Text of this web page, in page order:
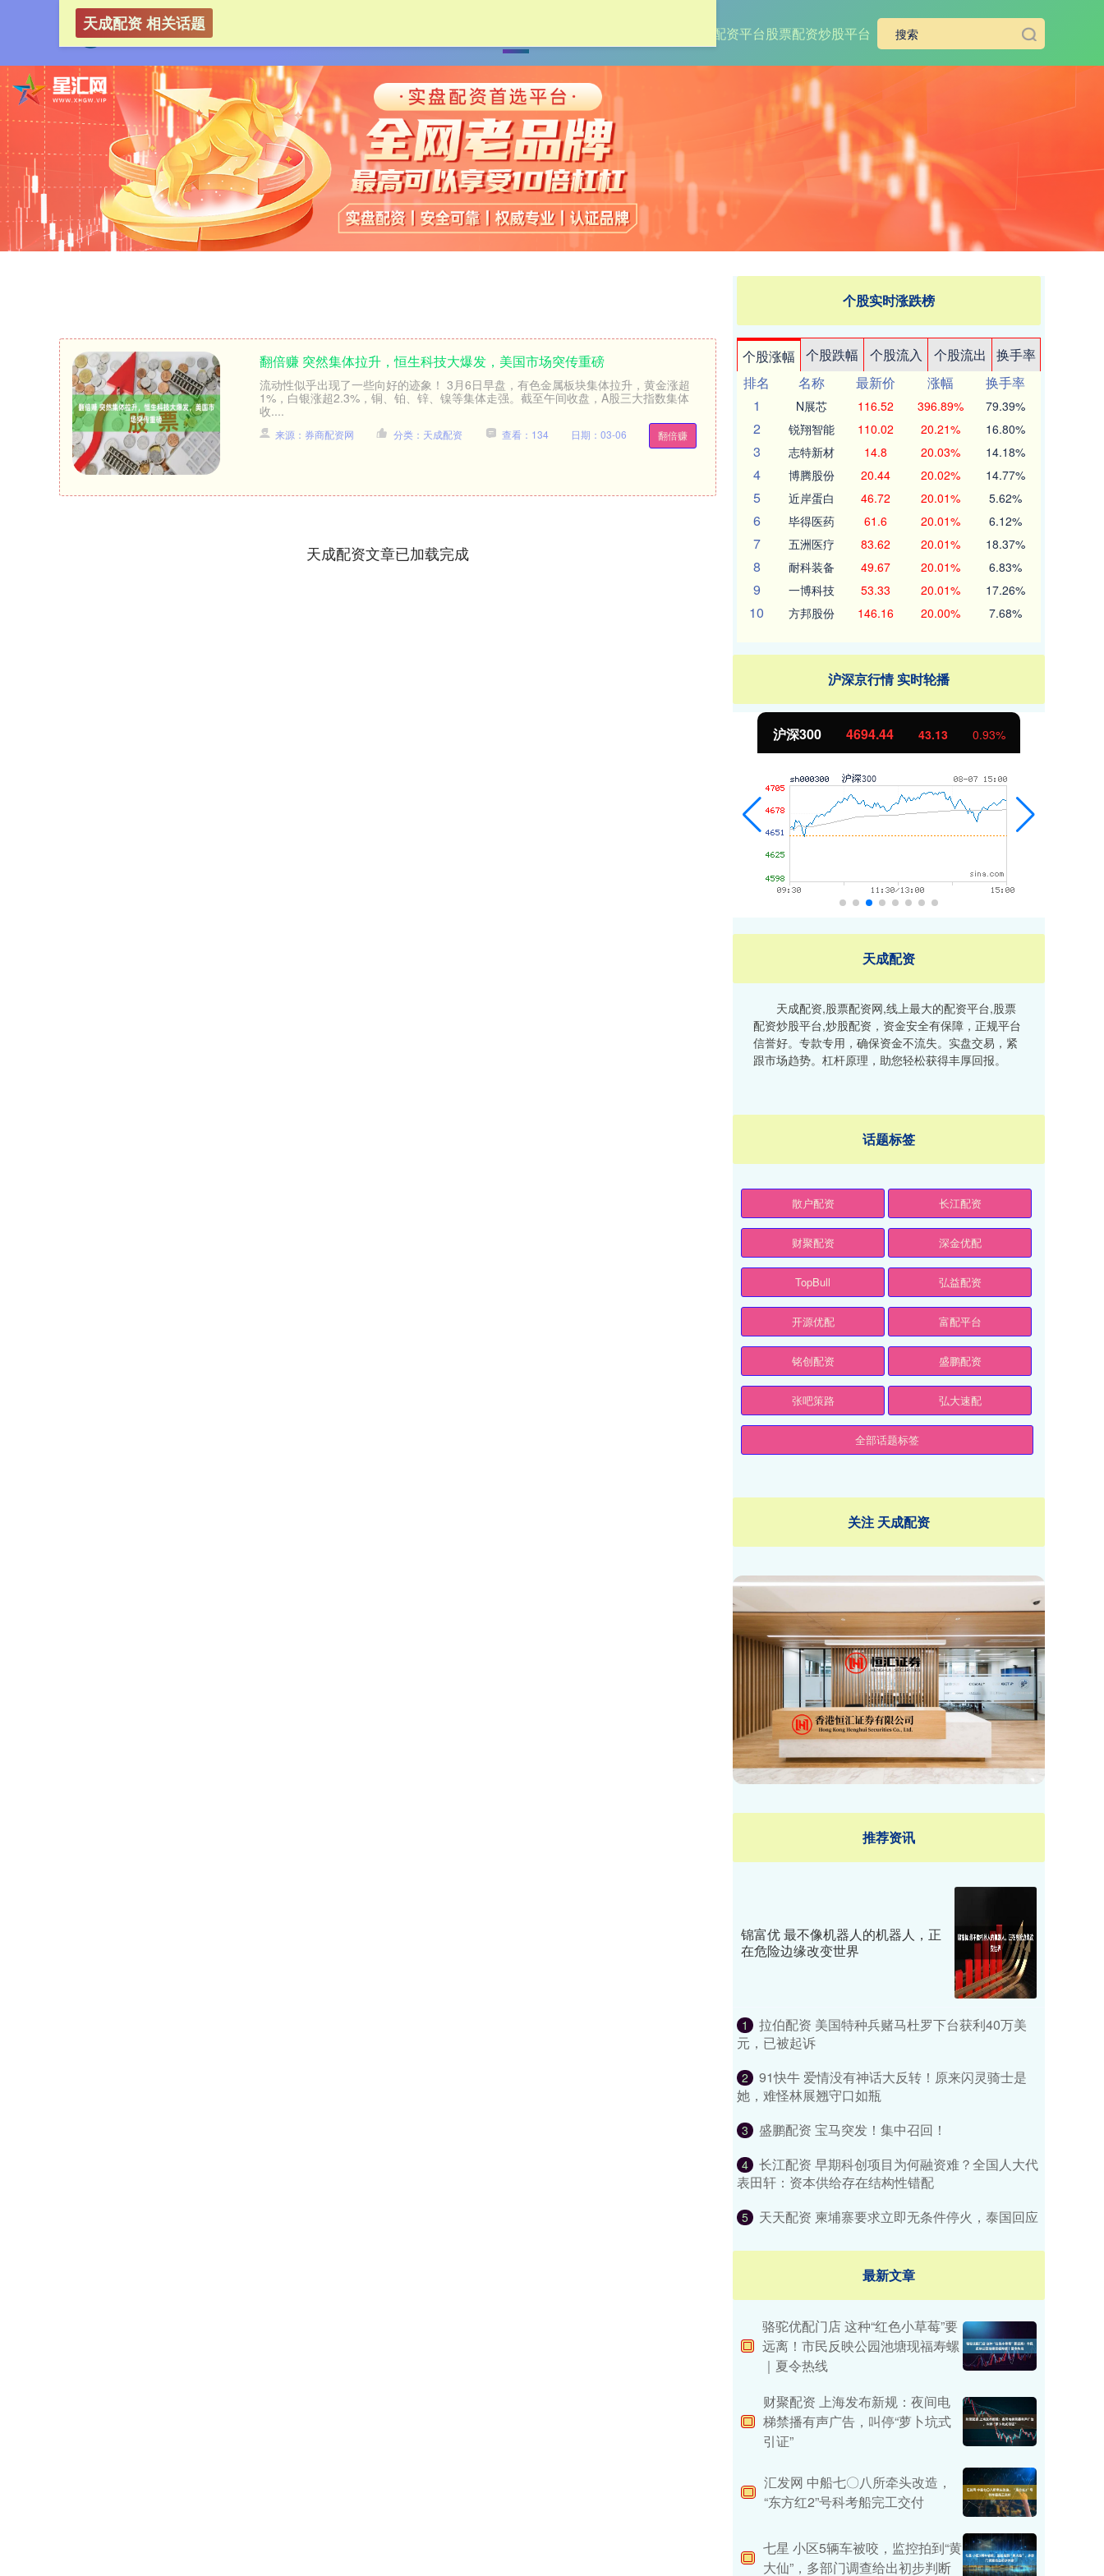
线上最大的配资平台股票配资炒股平台
天成配资 相关话题
翻倍赚 突然集体拉升，恒生科技大爆发，美国市场突传重磅
流动性似乎出现了一些向好的迹象！ 3月6日早盘，有色金属板块集体拉升，黄金涨超
1%，白银涨超2.3%，铜、铂、锌、镍等集体走强。截至午间收盘，A股三大指数集体
收....
翻倍赚
来源：券商配资网 分类：天成配资 查看：134 日期：03-06
天成配资文章已加载完成
个股实时涨跌榜
个股涨幅 个股跌幅 个股流入 个股流出
换手率
排名
名称 最新价 涨幅
换手率
1
N展芯 116.52 396.89% 79.39%
2 锐翔智能 110.02 20.21% 16.80%
3 志特新材 14.8 20.03% 14.18%
4 博腾股份 20.44 20.02% 14.77%
5 近岸蛋白 46.72 20.01% 5.62%
6 毕得医药 61.6 20.01% 6.12%
7 五洲医疗 83.62 20.01% 18.37%
8 耐科装备 49.67 20.01% 6.83%
9 一博科技 53.33 20.01% 17.26%
10 方邦股份 146.16 20.00% 7.68%
沪深京行情 实时轮播
沪深300 4694.44 43.13 0.93%
天成配资
天成配资,股票配资网,线上最大的配资平台,股票
配资炒股平台,炒股配资，资金安全有保障，正规平台
信誉好。专款专用，确保资金不流失。实盘交易，紧
跟市场趋势。杠杆原理，助您轻松获得丰厚回报。
话题标签
散户配资 长江配资
财聚配资 深金优配
TopBull 弘益配资
开源优配 富配平台
铭创配资 盛鹏配资
张吧策路 弘大速配
全部话题标签
关注 天成配资
推荐资讯
锦富优 最不像机器人的机器人，正
在危险边缘改变世界
1
拉伯配资 美国特种兵赌马杜罗下台获利40万美
元，已被起诉
2
91快牛 爱情没有神话大反转！原来闪灵骑士是
她，难怪林展翘守口如瓶
3 盛鹏配资 宝马突发！集中召回！
4
长江配资 早期科创项目为何融资难？全国人大代
表田轩：资本供给存在结构性错配
5 天天配资 柬埔寨要求立即无条件停火，泰国回应
最新文章
骆驼优配门店 这种“红色小草莓”要
远离！市民反映公园池塘现福寿螺
｜夏令热线
财聚配资 上海发布新规：夜间电
梯禁播有声广告，叫停“萝卜坑式
引证”
汇发网 中船七〇八所牵头改造，
“东方红2”号科考船完工交付
七星 小区5辆车被咬，监控拍到“黄
大仙”，多部门调查给出初步判断